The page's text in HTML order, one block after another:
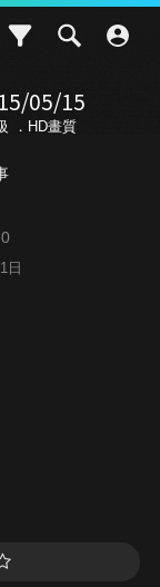
05/15
．HD畫質
0
日